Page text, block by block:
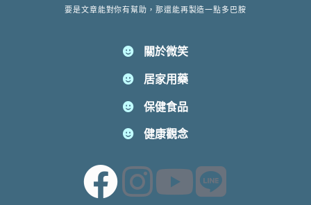
要是文章能對你有幫助，那還能再製造一點多巴胺
關於微笑
居家用藥
保健食品
健康觀念